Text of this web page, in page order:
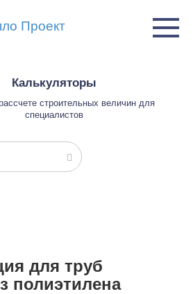
Калькуляторы
строительных величин для
специалистов
для труб
полиэтилена